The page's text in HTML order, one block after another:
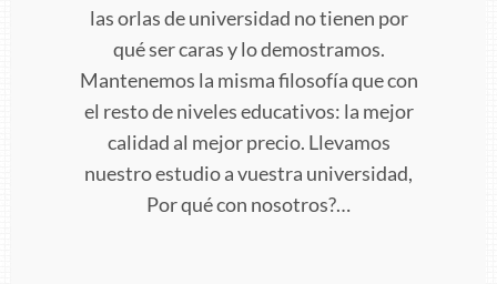
las orlas de universidad no tienen por
qué ser caras y lo demostramos.
Mantenemos la misma filosofía que con
el resto de niveles educativos: la mejor
calidad al mejor precio. Llevamos
nuestro estudio a vuestra universidad,
Por qué con nosotros?…